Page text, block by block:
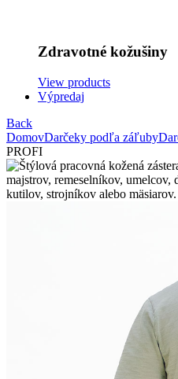
Zdravotné kožušiny
View products
Výpredaj
Back
DomovDarčeky podľa záľuby
PROFI